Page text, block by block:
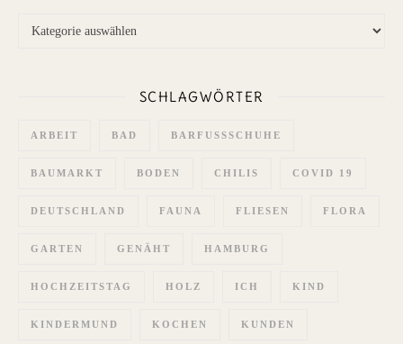
SCHLAGWÖRTER
ARBEIT BAD BARFUSSSCHUHE
BAUMARKT BODEN CHILIS COVID 19
DEUTSCHLAND FAUNA FLIESEN FLORA
GARTEN GENÄHT HAMBURG
HOCHZEITSTAG HOLZ ICH KIND
KINDERMUND KOCHEN KUNDEN